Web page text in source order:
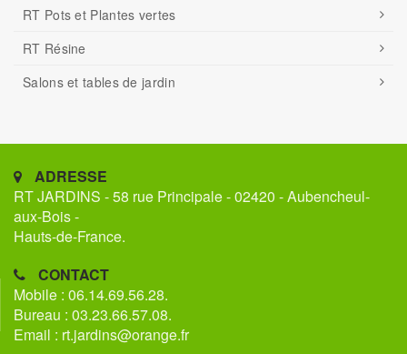
RT Pots et Plantes vertes
RT Résine
Salons et tables de jardin
ADRESSE
RT JARDINS - 58 rue Principale - 02420 - Aubencheul-
aux-Bois -
Hauts-de-France.
CONTACT
Mobile : 06.14.69.56.28.
Bureau : 03.23.66.57.08.
Email : rt.jardins@orange.fr